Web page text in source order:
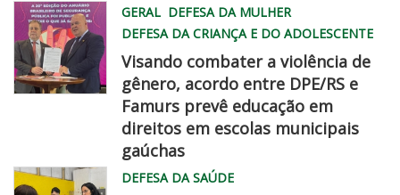
WhatsApp
Image
2026
08
06
22
chegadisso
GERAL DEFESA DA MULHER
DEFESA DA CRIANÇA E DO ADOLESCENTE
Visando combater a violência de
gênero, acordo entre DPE/RS e
Famurs prevê educação em
direitos em escolas municipais
gaúchas
DEFESA DA SAÚDE